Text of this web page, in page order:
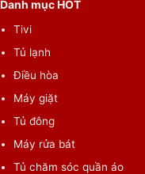
Danh mục HOT
Tivi
Tủ lạnh
Điều hòa
Máy giặt
Tủ đông
Máy rửa bát
Tủ chăm sóc quần áo